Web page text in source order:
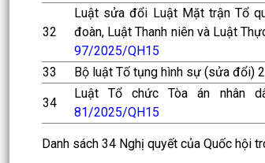
32
Luật sửa đổi Luật Mặt trận Tổ
đoàn, Luật Thanh niên và Luật
97/2025/QH15
33 Bộ luật Tố tụng hình sự (sửa đổi)
34
Luật Tổ chức Tòa án nhân
81/2025/QH15
Danh sách 34 Nghị quyết của Quốc hội